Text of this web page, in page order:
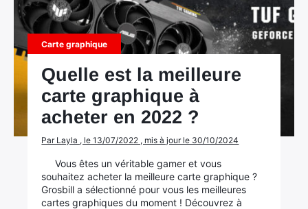
Carte graphique
Quelle est la meilleure
carte graphique à
acheter en 2022 ?
Par Layla , le 13/07/2022 , mis à jour le 30/10/2024
Vous êtes un véritable gamer et vous
souhaitez acheter la meilleure carte graphique ?
Grosbill a sélectionné pour vous les meilleures
cartes graphiques du moment ! Découvrez à